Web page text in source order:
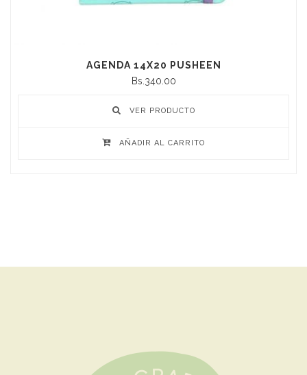
AGENDA 14X20 PUSHEEN
Bs.340.00
VER PRODUCTO
AÑADIR AL CARRITO